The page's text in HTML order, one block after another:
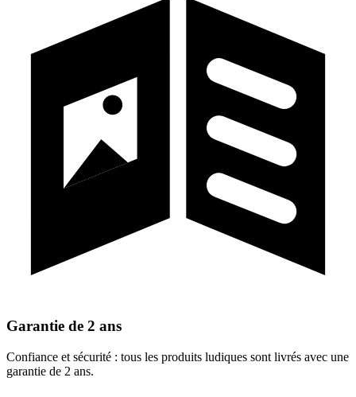
Garantie de 2 ans
Confiance et sécurité : tous les produits ludiques sont livrés avec une
garantie de 2 ans.